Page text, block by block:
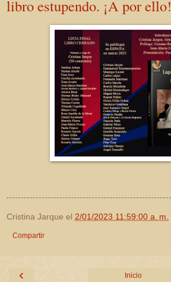
libro estupendo. ¡A por ello!
Cristina Jarque el 2/01/2023 11:59:00 a. m.
Compartir
‹ Inicio